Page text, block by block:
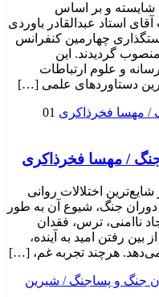
شایسته و بر اساس
استاد عبدالقادر باوردی
چهارمین کنفرانس
گردیدند. این
و علوم ارتباطات
دستاوردهای علمی […]
01
/ مهسا فخرذاکری
اختلالات روانی
جنگ، شیوع آن به طور
ناامنی، ترس، فقدان
رفتن امید به آینده،
می‌دهد. هرچند تجربه غم، […]